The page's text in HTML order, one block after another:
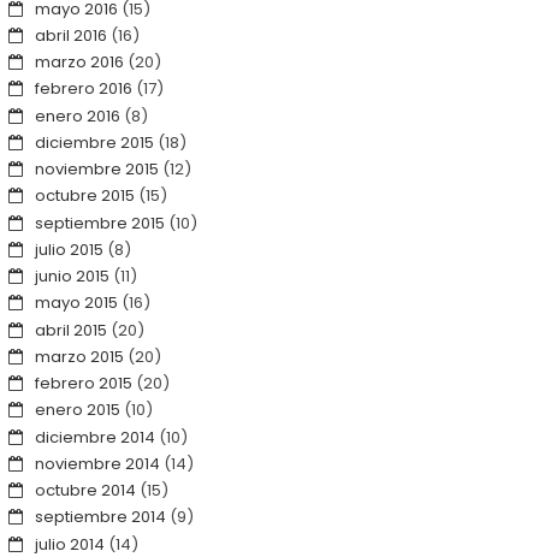
mayo 2016 (15)
abril 2016 (16)
marzo 2016 (20)
febrero 2016 (17)
enero 2016 (8)
diciembre 2015 (18)
noviembre 2015 (12)
octubre 2015 (15)
septiembre 2015 (10)
julio 2015 (8)
junio 2015 (11)
mayo 2015 (16)
abril 2015 (20)
marzo 2015 (20)
febrero 2015 (20)
enero 2015 (10)
diciembre 2014 (10)
noviembre 2014 (14)
octubre 2014 (15)
septiembre 2014 (9)
julio 2014 (14)